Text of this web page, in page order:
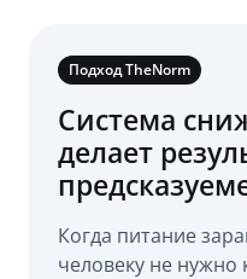
Подход TheNorm
Система
делает
Когда питание
человеку не